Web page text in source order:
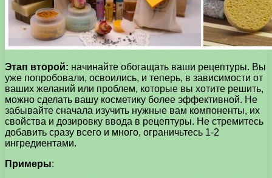
Этап второй: начинайте обогащать ваши рецептуры. Вы
уже попробовали, освоились, и теперь, в зависимости от
ваших желаний или проблем, которые вы хотите решить,
можно сделать вашу косметику более эффективной. Не
забывайте сначала изучить нужные вам компоненты, их
свойства и дозировку ввода в рецептуры. Не стремитесь
добавить сразу всего и много, ограничьтесь 1-2
ингредиентами.
Примеры: